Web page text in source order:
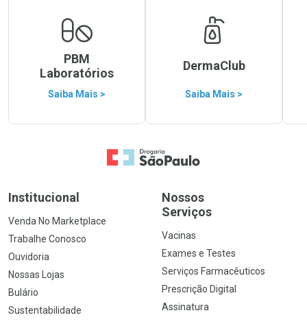
PBM
Laboratórios
Saiba Mais >
DermaClub
Saiba Mais >
Ir para a Home
Institucional
Venda No Marketplace
Trabalhe Conosco
Ouvidoria
Nossas Lojas
Bulário
Sustentabilidade
Nossos
Serviços
Vacinas
Exames e Testes
Serviços Farmacêuticos
Prescrição Digital
Assinatura